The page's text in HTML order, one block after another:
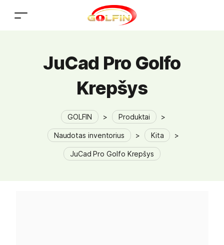
JuCad Pro Golfo
Krepšys
GOLFIN > Produktai >
Naudotas inventorius > Kita >
JuCad Pro Golfo Krepšys